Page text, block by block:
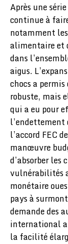
Après une
continue à
notamment
alimentaire et
dans
aigus.
chocs a
robuste, mais
qui a eu pour
l’endettement
l’accord FEC
manœuvre
d’absorber les
vulnérabilités
monétaire
pays à
demande des
international
la facilité